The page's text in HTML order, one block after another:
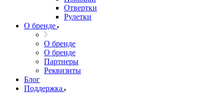
Отвертки
Рулетки
О бренде
О бренде
О бренде
Партнеры
Реквизиты
Блог
Поддержка